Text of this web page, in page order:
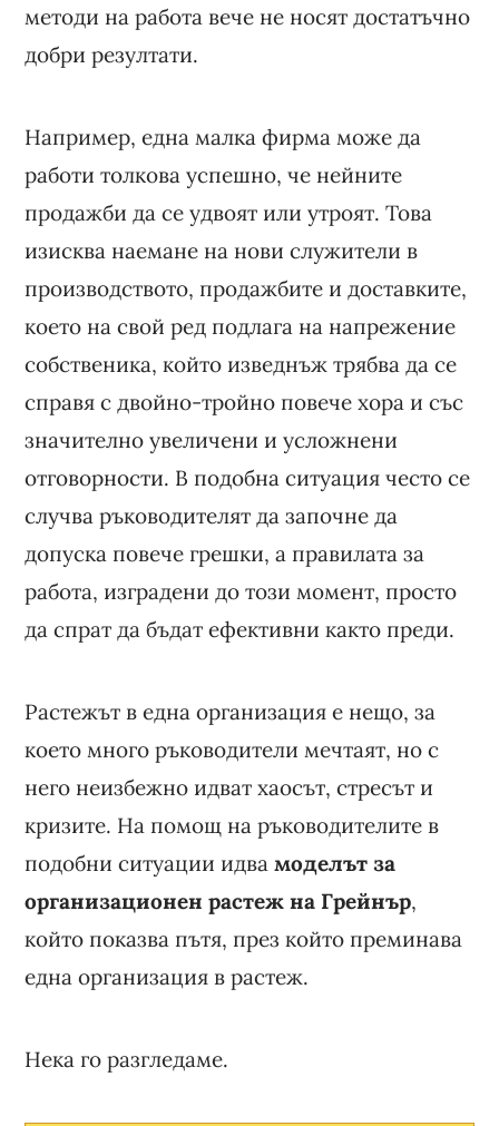
методи на работа вече не носят достатъчно
добри резултати.
Например, една малка фирма може да
работи толкова успешно, че нейните
продажби да се удвоят или утроят. Това
изисква наемане на нови служители в
производството, продажбите и доставките,
което на свой ред подлага на напрежение
собственика, който изведнъж трябва да се
справя с двойно-тройно повече хора и със
значително увеличени и усложнени
отговорности. В подобна ситуация често се
случва ръководителят да започне да
допуска повече грешки, а правилата за
работа, изградени до този момент, просто
да спрат да бъдат ефективни както преди.
Растежът в една организация е нещо, за
което много ръководители мечтаят, но с
него неизбежно идват хаосът, стресът и
кризите. На помощ на ръководителите в
подобни ситуации идвамоделът за
организационен растеж на Грейнър,
който показва пътя, през който преминава
една организация в растеж.
Нека го разгледаме.